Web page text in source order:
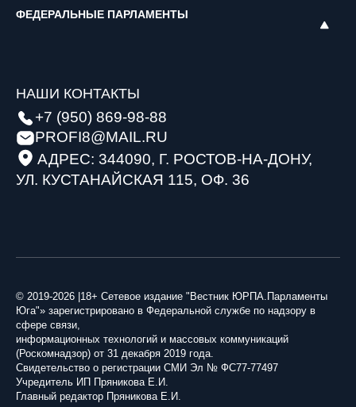
ФЕДЕРАЛЬНЫЕ ПАРЛАМЕНТЫ
НАШИ КОНТАКТЫ
+7 (950) 869-98-88
PROFI8@MAIL.RU
АДРЕС: 344090, Г. РОСТОВ-НА-ДОНУ,
УЛ. КУСТАНАЙСКАЯ 115, ОФ. 36
© 2019-2026 |18+ Сетевое издание "Вестник ЮРПА.Парламенты
Юга"» зарегистрировано в Федеральной службе по надзору в
сфере связи,
информационных технологий и массовых коммуникаций
(Роскомнадзор) от 31 декабря 2019 года.
Свидетельство о регистрации СМИ Эл № ФС77-77497
Учредитель ИП Пряникова Е.И.
Главный редактор Пряникова Е.И.